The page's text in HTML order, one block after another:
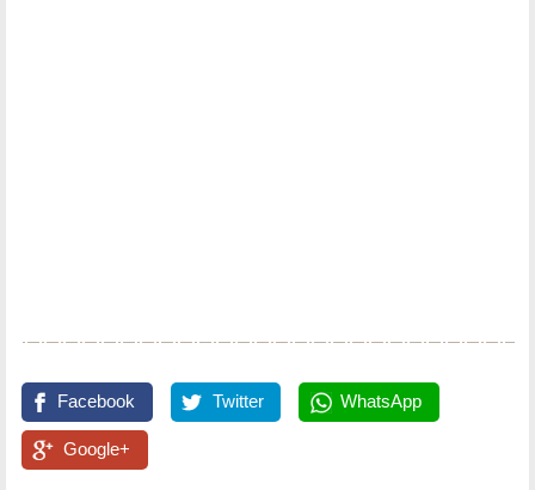
Facebook Twitter WhatsApp
Google+